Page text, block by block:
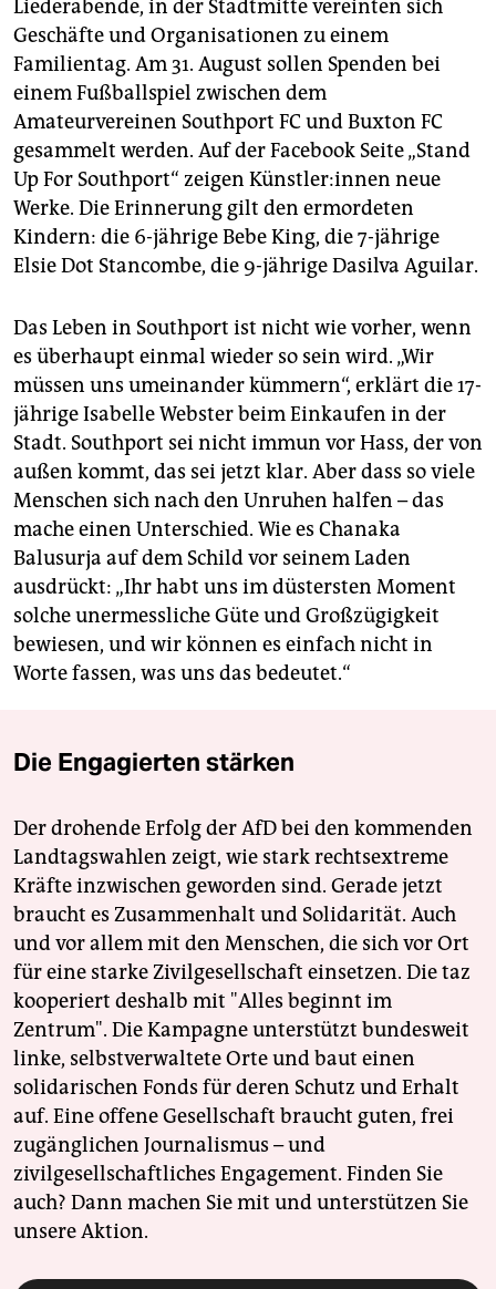
Liederabende, in der Stadtmitte vereinten sich
Geschäfte und Organisationen zu einem
Familientag. Am 31. August sollen Spenden bei
einem Fußballspiel zwischen dem
Amateurvereinen Southport FC und Buxton FC
gesammelt werden. Auf der Facebook Seite „Stand
Up For Southport“ zeigen Künst­le­r:in­nen neue
Werke. Die Erinnerung gilt den ermordeten
Kindern: die 6-jährige Bebe King, die 7-jährige
Elsie Dot Stancombe, die 9-jährige Dasilva Aguilar.
Das Leben in Southport ist nicht wie vorher, wenn
es überhaupt einmal wieder so sein wird. „Wir
müssen uns umeinander kümmern“, erklärt die 17-
jährige Isabelle Webster beim Einkaufen in der
Stadt. Southport sei nicht immun vor Hass, der von
außen kommt, das sei jetzt klar. Aber dass so viele
Menschen sich nach den Unruhen halfen – das
mache einen Unterschied. Wie es Chanaka
Balusurja auf dem Schild vor seinem Laden
ausdrückt: „Ihr habt uns im düstersten Moment
solche unermessliche Güte und Großzügigkeit
bewiesen, und wir können es einfach nicht in
Worte fassen, was uns das bedeutet.“
Die Engagierten stärken
Der drohende Erfolg der AfD bei den kommenden
Landtagswahlen zeigt, wie stark rechtsextreme
Kräfte inzwischen geworden sind. Gerade jetzt
braucht es Zusammenhalt und Solidarität. Auch
und vor allem mit den Menschen, die sich vor Ort
für eine starke Zivilgesellschaft einsetzen. Die taz
kooperiert deshalb mit "Alles beginnt im
Zentrum". Die Kampagne unterstützt bundesweit
linke, selbstverwaltete Orte und baut einen
solidarischen Fonds für deren Schutz und Erhalt
auf. Eine offene Gesellschaft braucht guten, frei
zugänglichen Journalismus – und
zivilgesellschaftliches Engagement. Finden Sie
auch? Dann machen Sie mit und unterstützen Sie
unsere Aktion.